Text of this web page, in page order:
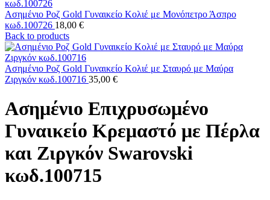
Ασημένιο Ροζ Gold Γυναικείο Κολιέ με Μονόπετρο Άσπρο
κωδ.100726 18,00 €
Back to products
Ασημένιο Ροζ Gold Γυναικείο Κολιέ με Σταυρό με Μαύρα
Ζιργκόν κωδ.100716 35,00 €
Ασημένιο Επιχρυσωμένο
Γυναικείο Κρεμαστό με Πέρλα
και Ζιργκόν Swarovski
κωδ.100715